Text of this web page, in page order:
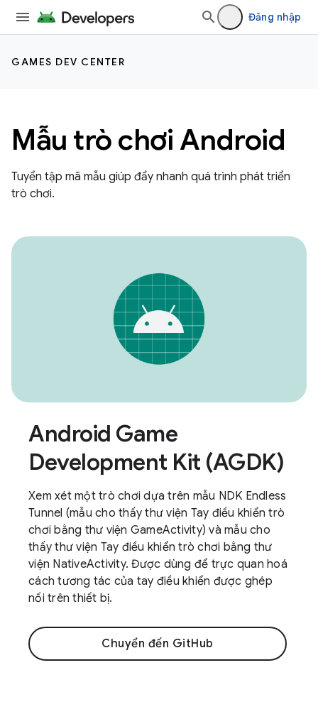
Đăng nhập
GAMES DEV CENTER
Mẫu trò chơi Android
Tuyển tập mã mẫu giúp đẩy nhanh quá trình phát triển
trò chơi.
Android Game
Development Kit (AGDK)
Xem xét một trò chơi dựa trên mẫu NDK Endless
Tunnel (mẫu cho thấy thư viện Tay điều khiển trò
chơi bằng thư viện GameActivity) và mẫu cho
thấy thư viện Tay điều khiển trò chơi bằng thư
viện NativeActivity. Được dùng để trực quan hoá
cách tương tác của tay điều khiển được ghép
nối trên thiết bị.
Chuyển đến GitHub